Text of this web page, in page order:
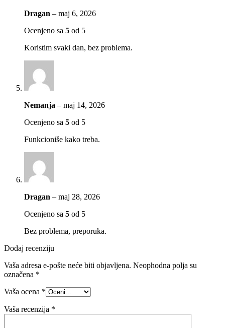
Dragan – maj 6, 2026
Ocenjeno sa 5 od 5
Koristim svaki dan, bez problema.
Nemanja – maj 14, 2026
Ocenjeno sa 5 od 5
Funkcioniše kako treba.
Dragan – maj 28, 2026
Ocenjeno sa 5 od 5
Bez problema, preporuka.
Dodaj recenziju
Vaša adresa e-pošte neće biti objavljena. Neophodna polja su
označena *
Vaša ocena *
Vaša recenzija *